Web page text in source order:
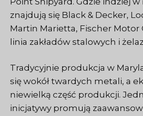
znajdują się Black & Decker,
Martin Marietta, Fischer Motor
linia zakładów stalowych i
Tradycyjnie produkcja w
się wokół twardych metali, a
niewielką część produkcji.
inicjatywy promują